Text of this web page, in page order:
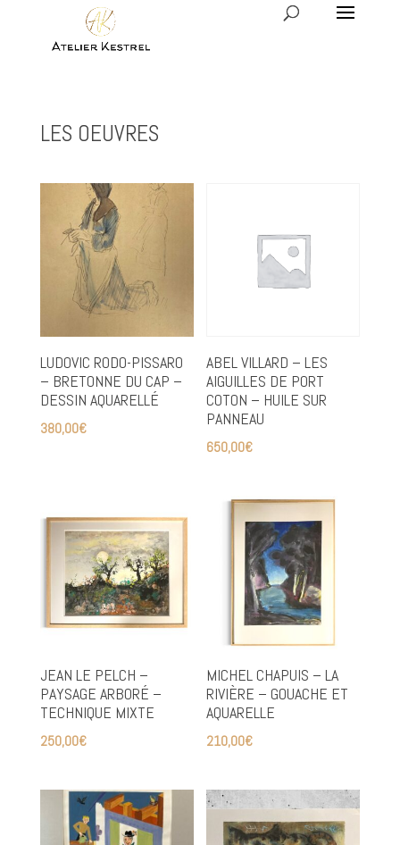
LES OEUVRES
LUDOVIC RODO-PISSARO
– BRETONNE DU CAP –
DESSIN AQUARELLÉ
380,00€
ABEL VILLARD – LES
AIGUILLES DE PORT
COTON – HUILE SUR
PANNEAU
650,00€
JEAN LE PELCH –
PAYSAGE ARBORÉ –
TECHNIQUE MIXTE
250,00€
MICHEL CHAPUIS – LA
RIVIÈRE – GOUACHE ET
AQUARELLE
210,00€